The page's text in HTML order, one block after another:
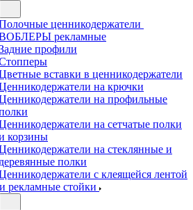
ценникодержатели
рекламные
профили
вставки в ценникодержатели
на крючки
на профильные
на сетчатые полки
корзины
на стеклянные и
деревянные полки
с клеящейся лентой
рекламные стойки